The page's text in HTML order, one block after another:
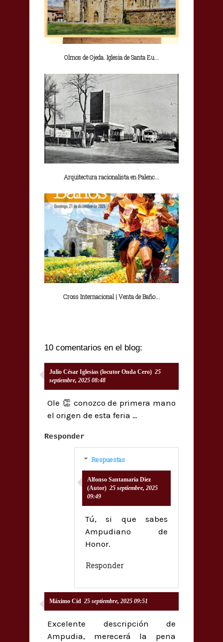
Olmos de Ojeda. Iglesia de Santa Eu...
Arquitectura racionalista en Palenc...
Cross Internacional | Venta de Baño...
10 comentarios en el blog:
Julio César Iglesias (locutor Onda Cero) 25
septiembre, 2025 08:48
Ole 👏 conozco de primera mano
el origen de esta feria …
Responder
Respuestas
Alfonso Santamaría Diez
(Autor) 25 septiembre, 2025
09:49
Tú, si que sabes
Ampudiano de
Honor.
Responder
Máximo Cid 25 septiembre, 2025 09:51
Excelente descripción de
Ampudia, merecerá la pena